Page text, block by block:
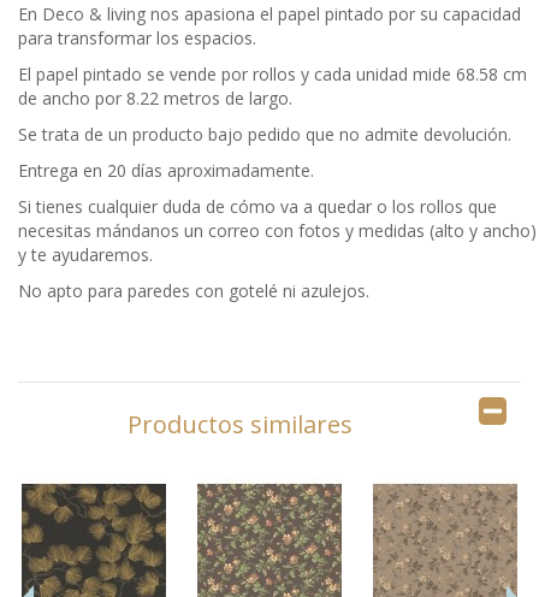
En Deco & living nos apasiona el papel pintado por su capacidad
para transformar los espacios.
El papel pintado se vende por rollos y cada unidad mide 68.58 cm
de ancho por 8.22 metros de largo.
Se trata de un producto bajo pedido que no admite devolución.
Entrega en 20 días aproximadamente.
Si tienes cualquier duda de cómo va a quedar o los rollos que
necesitas mándanos un correo con fotos y medidas (alto y ancho)
y te ayudaremos.
No apto para paredes con gotelé ni azulejos.
Productos similares